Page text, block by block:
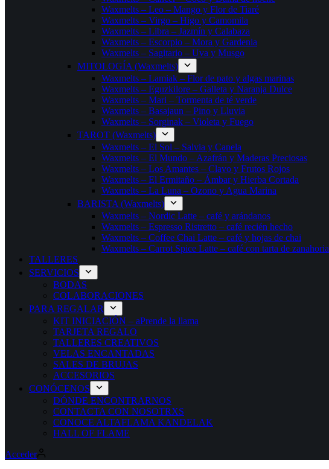
Waxmelts – Leo – Mango y Flor de Tiaré
Waxmelts – Virgo – Higo y Camomila
Waxmelts – Libra – Jazmín y Calabaza
Waxmelts – Escorpio – Mora y Gardenia
Waxmelts – Sagitario – Uva y Musgo
MITOLOGÍA (Waxmelts)
Waxmelts – Lamiak – Flor de pato y algas marinas
Waxmelts – Eguzkilore – Galleta y Naranja Dulce
Waxmelts – Mari – Tormenta de té verde
Waxmelts – Basajaun – Pino y Lluvia
Waxmelts – Sorginak – Violeta y Fuego
TAROT (Waxmelts)
Waxmelts – El Sol – Salvia y Canela
Waxmelts – El Mundo – Azafrán y Maderas Preciosas
Waxmelts – Los Amantes – Clavo y Frutos Rojos
Waxmelts – El Ermitaño – Ámbar y Hierba Cortada
Waxmelts – La Luna – Ozono y Agua Marina
BARISTA (Waxmelts)
Waxmelts – Nordic Latte – café y arándanos
Waxmelts – Espresso Ristretto – café recién hecho
Waxmelts – Coffee Chai Latte – café y hojas de chai
Waxmelts – Carrot Spice Latte – café con tarta de zanahoria
TALLERES
SERVICIOS
BODAS
COLABORACIONES
PARA REGALAR
KIT INICIACIÓN – aPrende la llama
TARJETA REGALO
TALLERES CREATIVOS
VELAS ENCANTADAS
SALES DE BRUJAS
ACCESORIOS
CONÓCENOS
DÓNDE ENCONTRARNOS
CONTACTA CON NOSOTRXS
CONOCE ALTAFLAMA KANDELAK
HALL OF FLAME
Acceder